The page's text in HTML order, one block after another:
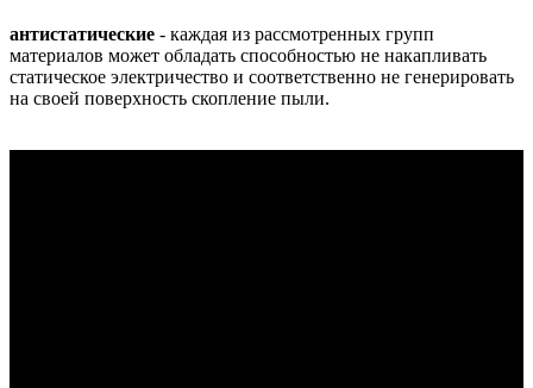
антистатические - каждая из рассмотренных групп
материалов может обладать способностью не накапливать
статическое электричество и соответственно не генерировать
на своей поверхность скопление пыли.